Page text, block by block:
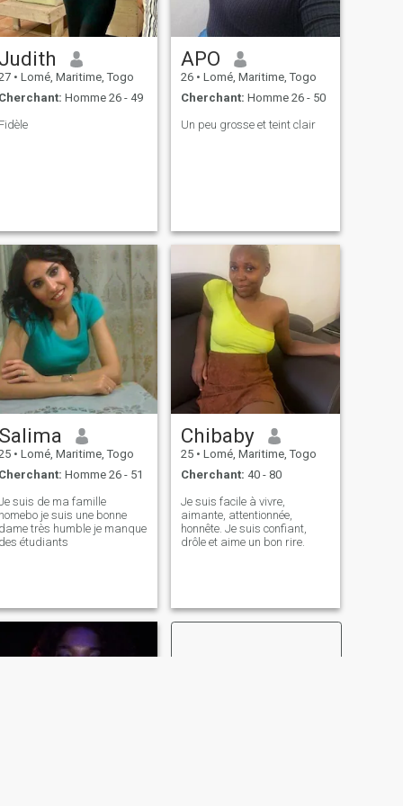
• Lomé, Maritime, Togo
Homme 26 - 49
APO
26 • Lomé, Maritime, Togo
Cherchant: Homme 26 - 50
Un peu grosse et teint clair
• Lomé, Maritime, Togo
Homme 26 - 51
suis de ma famille
je suis une bonne
très humble je manque
étudiants
Chibaby
25 • Lomé, Maritime, Togo
Cherchant: 40 - 80
Je suis facile à vivre,
aimante, attentionnée,
honnête. Je suis confiant,
drôle et aime un bon rire.